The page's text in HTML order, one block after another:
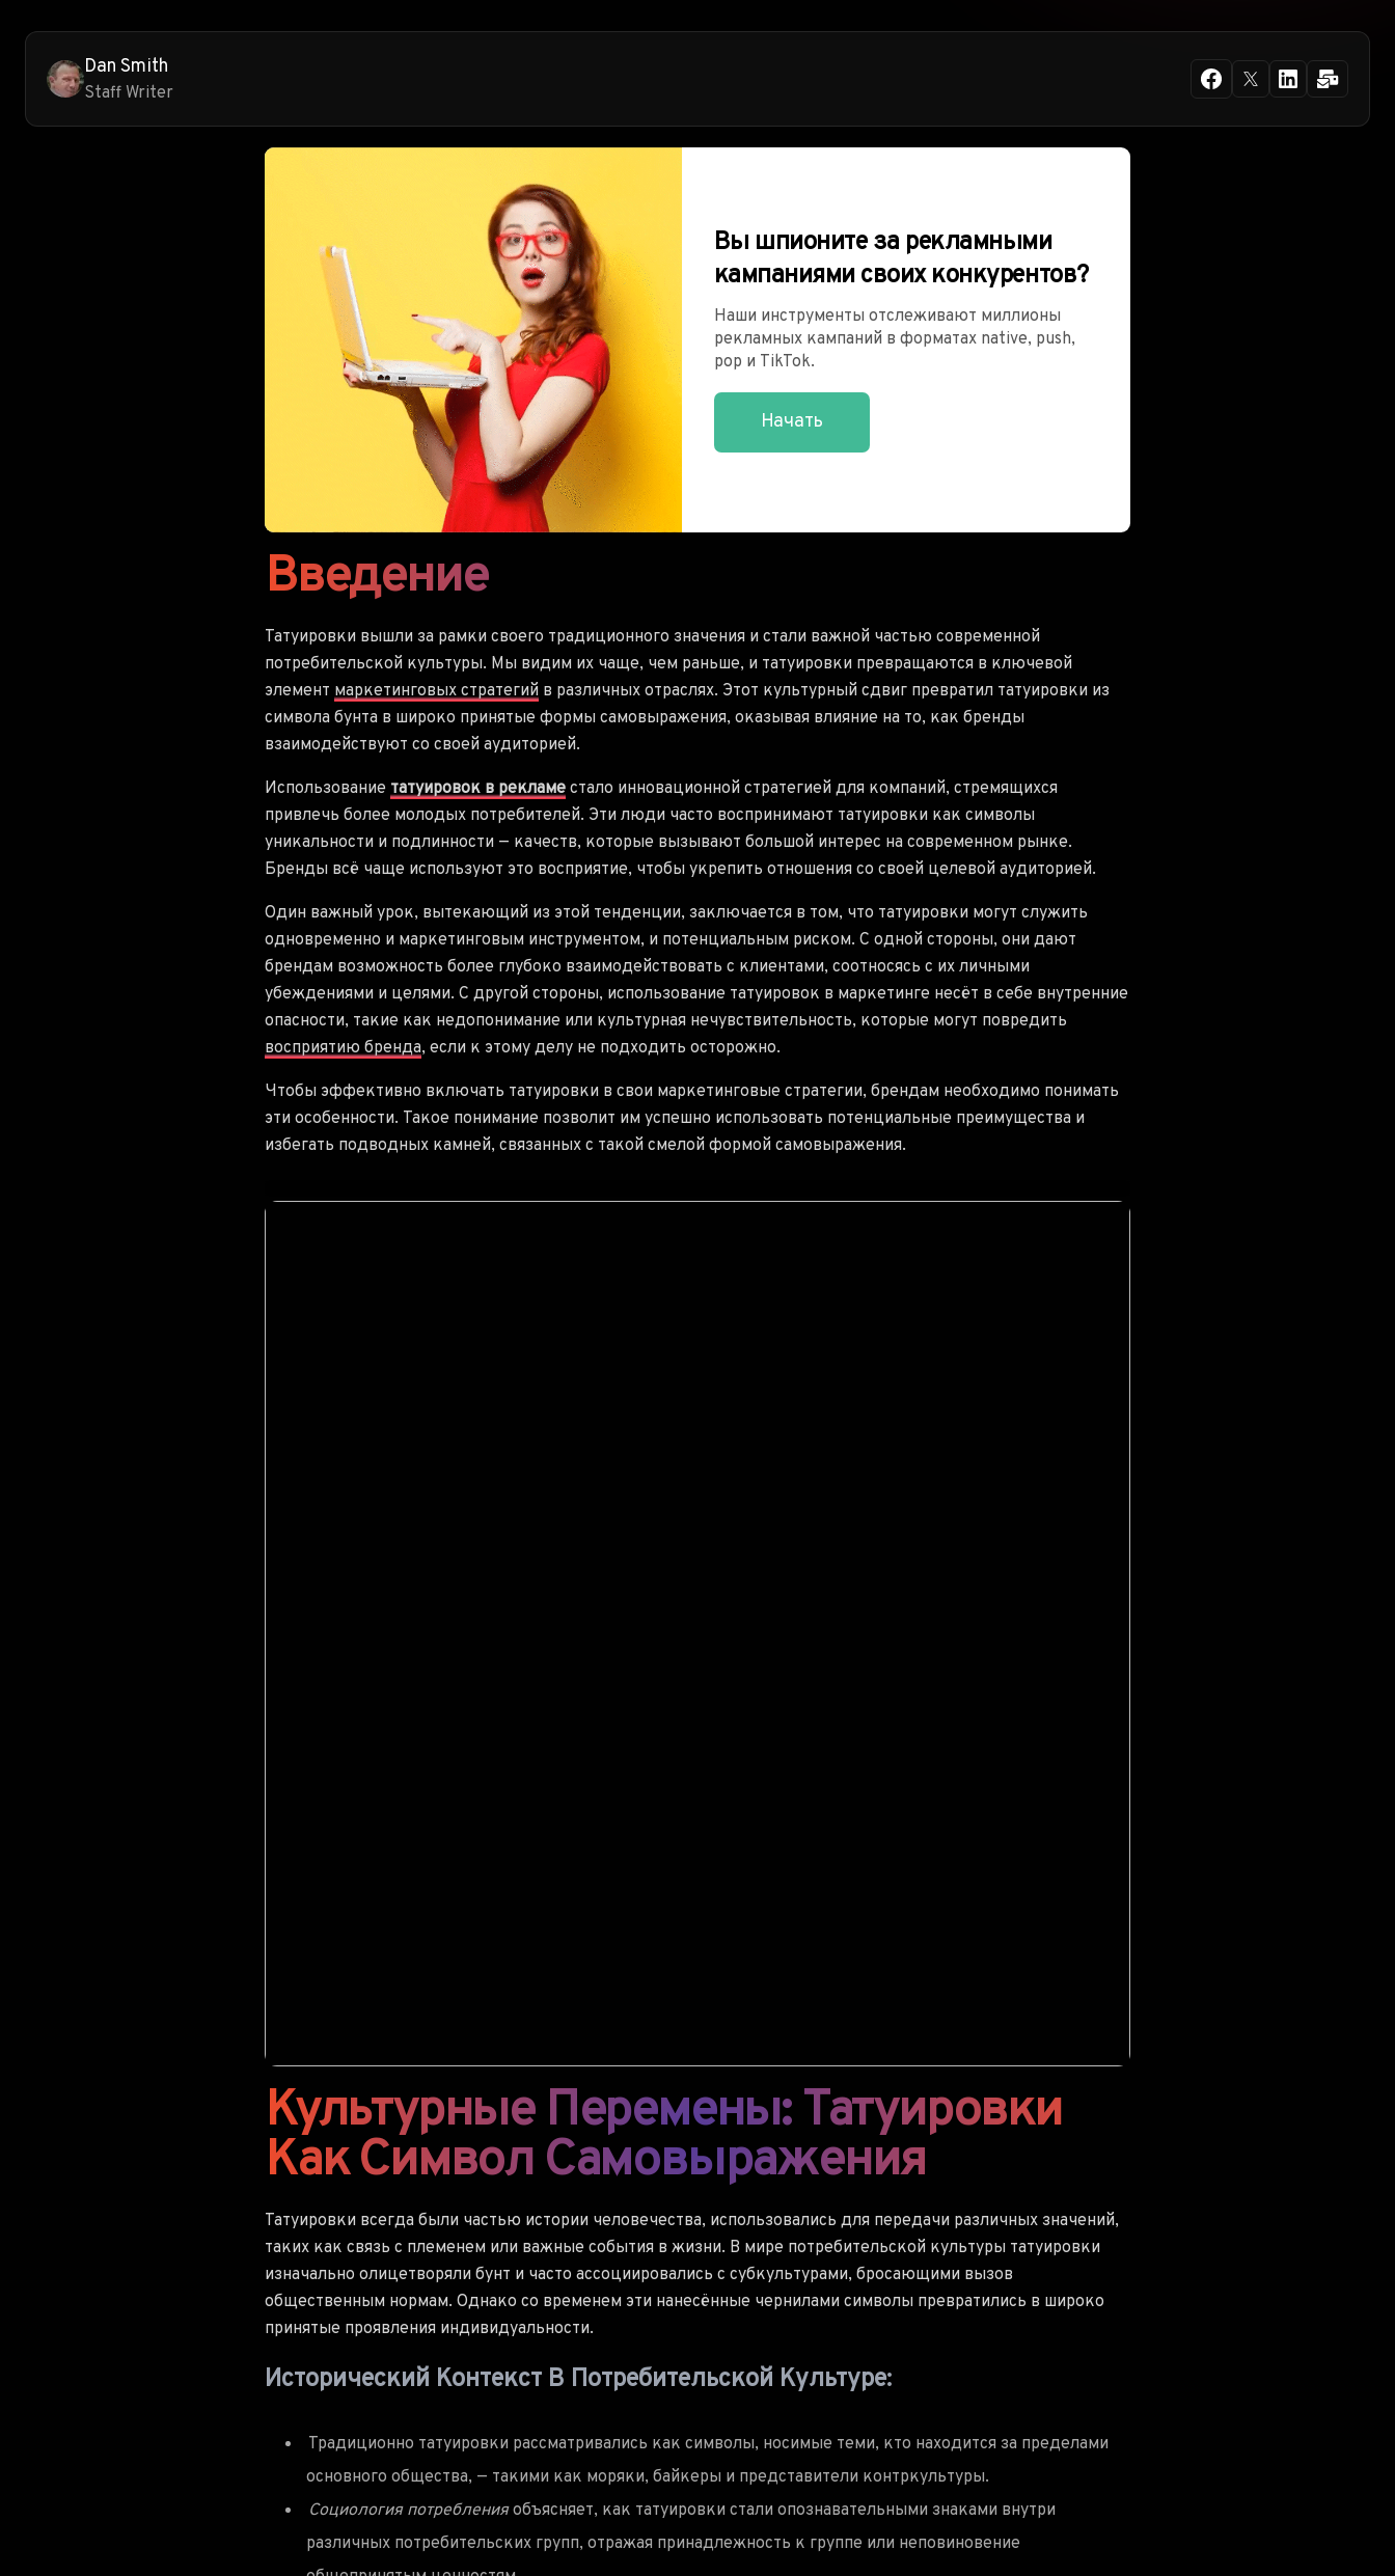
Dan Smith
Staff Writer
Вы шпионите за рекламными
кампаниями своих конкурентов?
Наши инструменты отслеживают миллионы
рекламных кампаний в форматах native, push,
pop и TikTok.
Начать
Введение
Татуировки вышли за рамки своего традиционного значения и стали важной частью современной
потребительской культуры. Мы видим их чаще, чем раньше, и татуировки превращаются в ключевой
элемент маркетинговых стратегий в различных отраслях. Этот культурный сдвиг превратил татуировки из
символа бунта в широко принятые формы самовыражения, оказывая влияние на то, как бренды
взаимодействуют со своей аудиторией.
Использование татуировок в рекламе стало инновационной стратегией для компаний, стремящихся
привлечь более молодых потребителей. Эти люди часто воспринимают татуировки как символы
уникальности и подлинности — качеств, которые вызывают большой интерес на современном рынке.
Бренды всё чаще используют это восприятие, чтобы укрепить отношения со своей целевой аудиторией.
Один важный урок, вытекающий из этой тенденции, заключается в том, что татуировки могут служить
одновременно и маркетинговым инструментом, и потенциальным риском. С одной стороны, они дают
брендам возможность более глубоко взаимодействовать с клиентами, соотносясь с их личными
убеждениями и целями. С другой стороны, использование татуировок в маркетинге несёт в себе внутренние
опасности, такие как недопонимание или культурная нечувствительность, которые могут повредить
восприятию бренда, если к этому делу не подходить осторожно.
Чтобы эффективно включать татуировки в свои маркетинговые стратегии, брендам необходимо понимать
эти особенности. Такое понимание позволит им успешно использовать потенциальные преимущества и
избегать подводных камней, связанных с такой смелой формой самовыражения.
Культурные Перемены: Татуировки
Как Символ Самовыражения
Татуировки всегда были частью истории человечества, использовались для передачи различных значений,
таких как связь с племенем или важные события в жизни. В мире потребительской культуры татуировки
изначально олицетворяли бунт и часто ассоциировались с субкультурами, бросающими вызов
общественным нормам. Однако со временем эти нанесённые чернилами символы превратились в широко
принятые проявления индивидуальности.
Исторический Контекст В Потребительской Культуре:
Традиционно татуировки рассматривались как символы, носимые теми, кто находится за пределами
основного общества, — такими как моряки, байкеры и представители контркультуры.
Социология потребленияобъясняет, как татуировки стали опознавательными знаками внутри
различных потребительских групп, отражая принадлежность к группе или неповиновение